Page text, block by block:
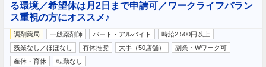
る環境／希望休は月2日まで申請可／ワークライフバラン
ス重視の方にオススメ♪
調剤薬局 一般薬剤師 パート・アルバイト
時給2,500円以上
残業なし／ほぼなし
有休推奨 大手（50店舗）
副業・Wワーク可
産休・育休
転勤なし